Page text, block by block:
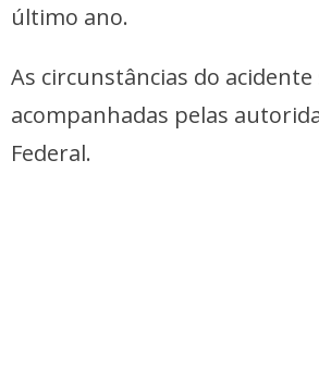
último ano.
As circunstâncias do
acompanhadas pelas
Federal.